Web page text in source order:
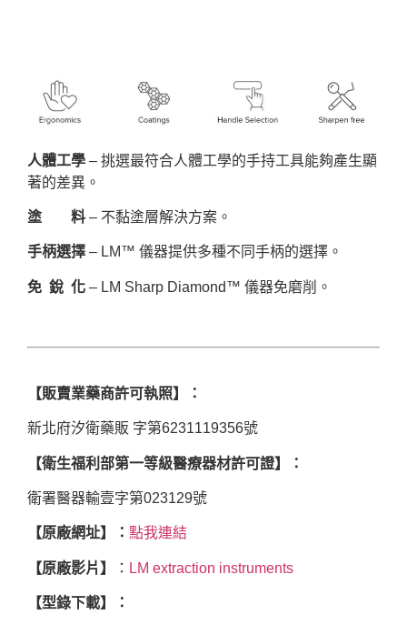
人體工學 – 挑選最符合人體工學的手持工具能夠產生顯
著的差異。
塗 料 – 不黏塗層解決方案。
手柄選擇 – LM™ 儀器提供多種不同手柄的選擇。
免 銳 化 – LM Sharp Diamond™ 儀器免磨削。
【販賣業藥商許可執照】：
新北府汐衛藥販 字第6231119356號
【衛生福利部第一等級醫療器材許可證】：
衛署醫器輸壹字第023129號
【原廠網址】： 點我連結
【原廠影片】 ： LM extraction instruments
【型錄下載】：